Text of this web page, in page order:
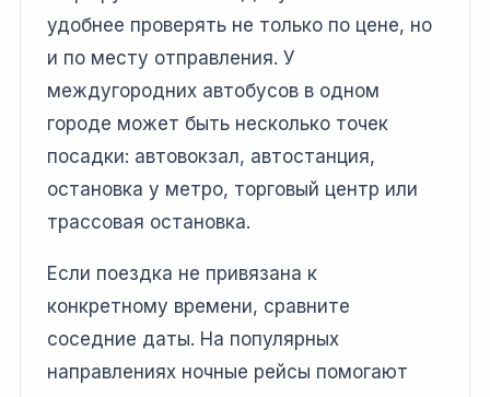
удобнее проверять не только по цене, но
и по месту отправления. У
междугородних автобусов в одном
городе может быть несколько точек
посадки: автовокзал, автостанция,
остановка у метро, торговый центр или
трассовая остановка.
Если поездка не привязана к
конкретному времени, сравните
соседние даты. На популярных
направлениях ночные рейсы помогают